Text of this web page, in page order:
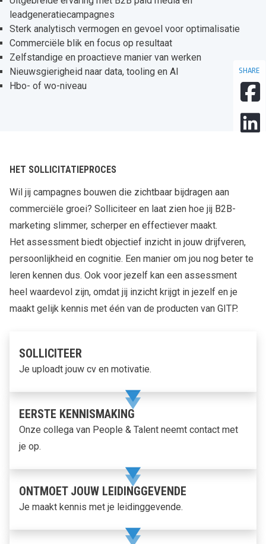
SHARE
leadgeneratiecampagnes
Sterk analytisch vermogen en gevoel voor optimalisatie
Commerciële blik en focus op resultaat
Zelfstandige en proactieve manier van werken
Nieuwsgierigheid naar data, tooling en AI
Hbo- of wo-niveau
HET SOLLICITATIEPROCES
Wil jij campagnes bouwen die zichtbaar bijdragen aan
commerciële groei? Solliciteer en laat zien hoe jij B2B-
marketing slimmer, scherper en effectiever maakt.
Het assessment biedt objectief inzicht in jouw drijfveren,
persoonlijkheid en cognitie. Een manier om jou nog beter te
leren kennen dus. Ook voor jezelf kan een assessment
heel waardevol zijn, omdat jij inzicht krijgt in jezelf en je
maakt gelijk kennis met één van de producten van GITP.
SOLLICITEER
Je uploadt jouw cv en motivatie.
EERSTE KENNISMAKING
Onze collega van People & Talent neemt contact met
je op.
ONTMOET JOUW LEIDINGGEVENDE
Je maakt kennis met je leidinggevende.